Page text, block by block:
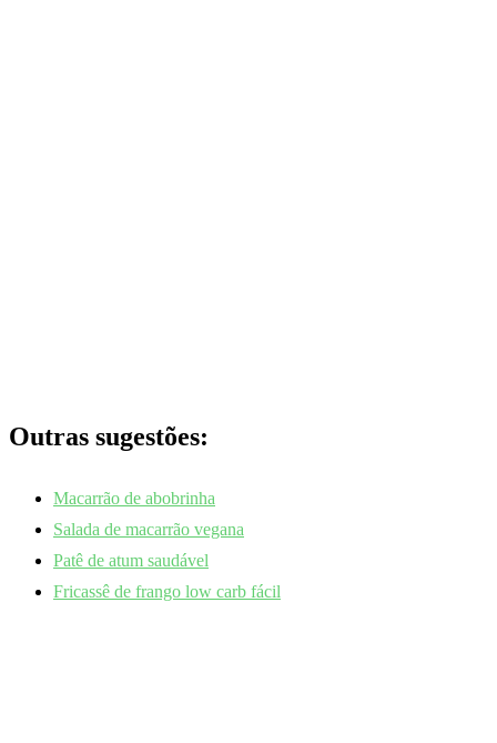
Outras sugestões:
Macarrão de abobrinha
Salada de macarrão vegana
Patê de atum saudável
Fricassê de frango low carb fácil